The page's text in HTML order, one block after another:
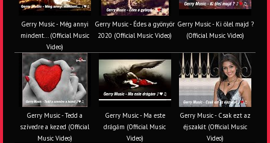
Gerry Music - Még annyi
mindent... (Official Music
Video)
Gerry Music - Édes a gyönyör
2020 (Official Music Video)
Gerry Music - Ki ölel majd ?
(Official Music Video)
Gerry Music - Tedd a
szívedre a kezed (Official
Music Video)
Gerry Music - Ma este
drágám (Official Music
Video)
Gerry Music - Csak ezt az
éjszakát (Official Music
Video)